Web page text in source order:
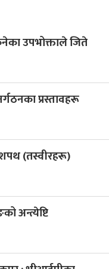
उपभोक्ताले जिते
प्रस्तावहरू
(तस्वीरहरू)
अन्त्येष्टि